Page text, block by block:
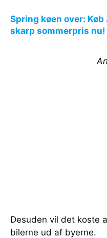
Spring køen over:
skarp sommerpris nu!
Desuden vil det koste
bilerne ud af byerne.